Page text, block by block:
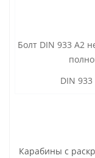
Болт DIN 933 А2
DIN
Карабины c